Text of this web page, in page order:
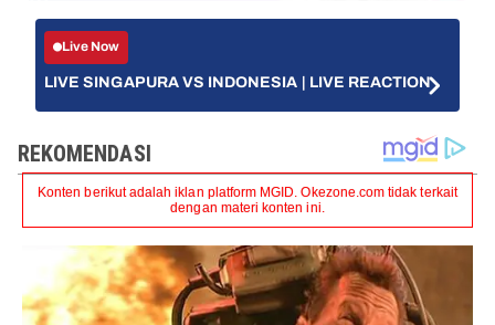
Live Now
LIVE SINGAPURA VS INDONESIA | LIVE REACTION